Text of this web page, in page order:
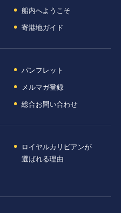
船内へようこそ
寄港地ガイド
パンフレット
メルマガ登録
総合お問い合わせ
ロイヤルカリビアンが
選ばれる理由